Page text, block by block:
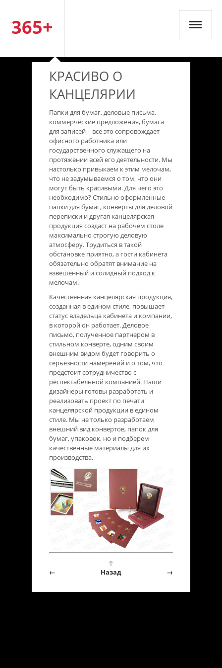
365+
КРАСИВО О
КАНЦЕЛЯРИИ
Папки для бумаг, деловые письма,
коммерческие предложения, бумага
для записей – все это сопровождает
офисного работника или
государственного служащего на
протяжении всей его деятельности. Мы
настолько привыкаем к этим мелочам,
что не задумываемся о том, что они
могут быть красивыми. Для чего это
необходимо? Стильно оформленные
папки для бумаг, конверты для деловой
переписки и другая канцелярская
продукция создаст на рабочем столе
максимально строгую деловую
атмосферу. Трудиться в такой
обстановке приятно, а гости кабинета
обязательно обратят внимание на
взвешенный и солидный подход к
мелочам.
Качественная канцелярская продукция,
созданная в едином стиле, повышает
статус владельца кабинета и компании,
в которой он работает. Деловое
письмо, полученное партнером в
стильном конверте, одним своим
внешним видом будет говорить о
серьезности намерений и о том, что
предстоит сотрудничество с
респектабельной компанией. Наши
дизайнеры готовы разработать и
реализовать проект по печати
канцелярской продукции в едином
стиле. Мы не только разработаем
внешний вид конвертов, папок для
бумаг, упаковок, но и подберем
качественные материалы для их
производства.
←
↑
Назад
→